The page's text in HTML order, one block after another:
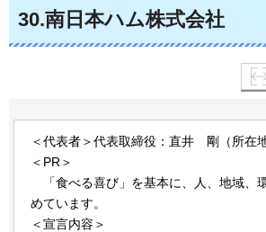
30.南日本ハム株式会社
＜代表者＞代表取締役：直井 剛（所在
＜PR＞
「食べる喜び」を基本に、人、地域、
めています。
＜宣言内容＞